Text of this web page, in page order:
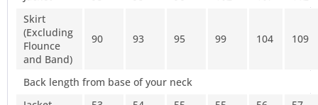
Skirt
(Excluding
Flounce
and Band)
90 93 95 99 104 109
Back length from base of your neck